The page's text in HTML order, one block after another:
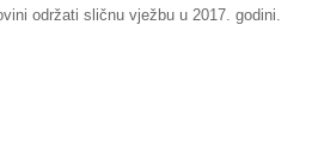
održati sličnu vježbu u 2017. godini.